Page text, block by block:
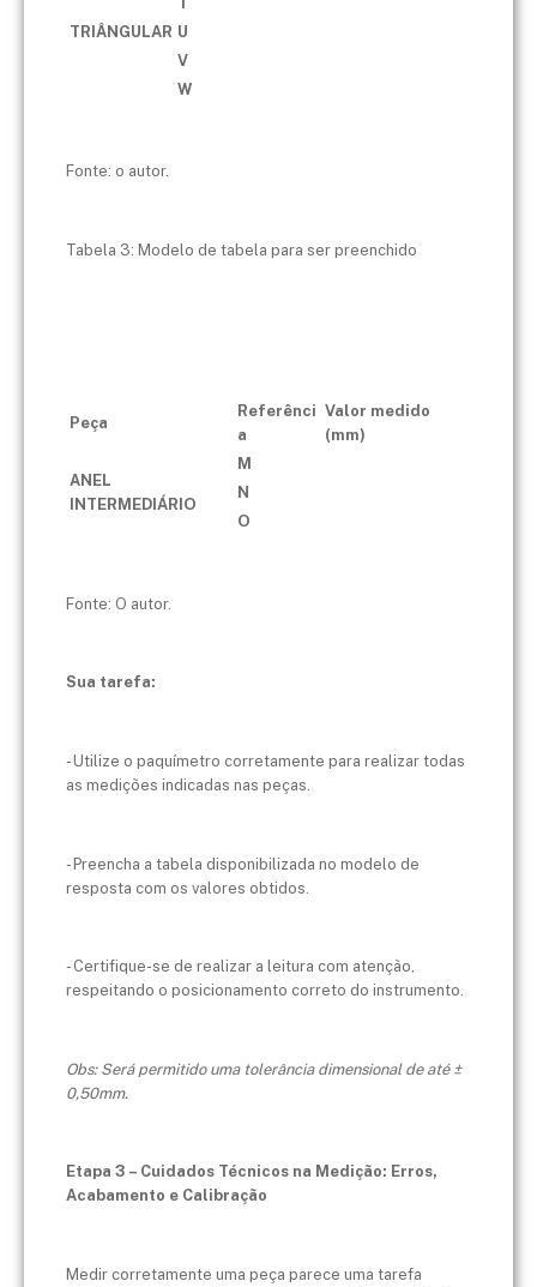
TRIÂNGULAR U
V
W
Fonte: o autor.
Tabela 3: Modelo de tabela para ser preenchido
Peça
Referênci
a
Valor medido
(mm)
ANEL
INTERMEDIÁRIO
M
N
O
Fonte: O autor.
Sua tarefa:
- Utilize o paquímetro corretamente para realizar todas
as medições indicadas nas peças.
- Preencha a tabela disponibilizada no modelo de
resposta com os valores obtidos.
- Certifique-se de realizar a leitura com atenção,
respeitando o posicionamento correto do instrumento.
Obs: Será permitido uma tolerância dimensional de até ±
0,50mm.
Etapa 3 – Cuidados Técnicos na Medição: Erros,
Acabamento e Calibração
Medir corretamente uma peça parece uma tarefa